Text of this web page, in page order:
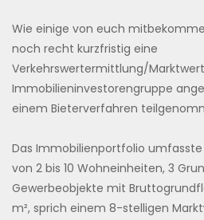
Wie einige von euch
noch recht kurzfristig eine
Verkehrswertermittlung/
Immobilieninvestorengruppe
einem Bieterverfahren
Das Immobilienportfolio umfasste
von 2 bis 10 Wohneinheiten, 3
Gewerbeobjekte mit
m², sprich einem 8-stelligen